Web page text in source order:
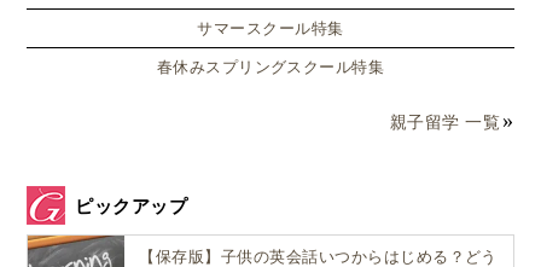
サマースクール特集
春休みスプリングスクール特集
親子留学 一覧
ピックアップ
【保存版】子供の英会話いつからはじめる？どう